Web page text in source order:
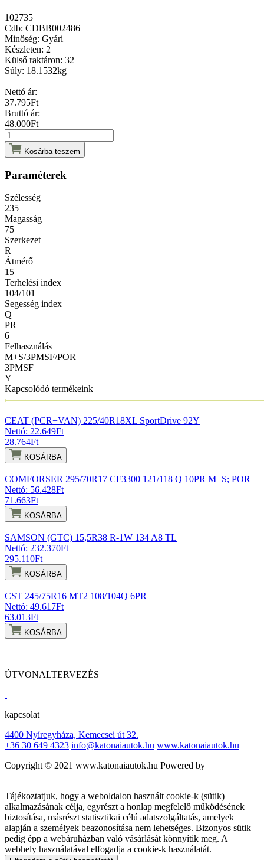
102735
Cdb: CDBB002486
Minőség: Gyári
Készleten: 2
Külső raktáron: 32
Súly: 18.1532kg
Nettó ár:
37.795Ft
Bruttó ár:
48.000Ft
Kosárba teszem
Paraméterek
Szélesség
235
Magasság
75
Szerkezet
R
Átmérő
15
Terhelési index
104/101
Segesség index
Q
PR
6
Felhasználás
M+S/3PMSF/POR
3PMSF
Y
Kapcsolódó termékeink
CEAT (PCR+VAN) 225/40R18XL SportDrive 92Y
Nettó: 22.649Ft
28.764Ft
KOSÁRBA
COMFORSER 295/70R17 CF3300 121/118 Q 10PR M+S; POR
Nettó: 56.428Ft
71.663Ft
KOSÁRBA
SAMSON (GTC) 15,5R38 R-1W 134 A8 TL
Nettó: 232.370Ft
295.110Ft
KOSÁRBA
CST 245/75R16 MT2 108/104Q 6PR
Nettó: 49.617Ft
63.013Ft
KOSÁRBA
ÚTVONALTERVEZÉS
kapcsolat
4400 Nyíregyháza, Kemecsei út 32.
+36 30 649 4323 info@katonaiautok.hu www.katonaiautok.hu
Copyright © 2021 www.katonaiautok.hu Powered by
Tájékoztatjuk, hogy a weboldalon használt cookie-k (sütik)
alkalmazásának célja, egyrészt a honlap megfelelő működésének
biztosítása, másrészt statisztikai célú adatszolgáltatás, amelyek
alapján a személyek beazonosítása nem lehetséges. Bizonyos sütik
pedig épp a webáruházban való vásárlását könnyítik meg. A
webhely használatával elfogadja a cookie-k használatát.